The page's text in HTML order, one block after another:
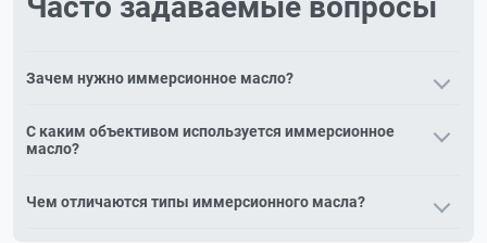
Зачем нужно иммерсионное масло?
препаратом и объективом 100х, повышая разрешение и
С каким объективом используется иммерсионное
масло?
«oil»). Без масла такой объектив не даёт корректного
Чем отличаются типы иммерсионного масла?